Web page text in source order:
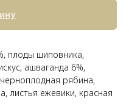
плоды шиповника,
ашваганда 6%,
рябина,
листья ежевики, красная